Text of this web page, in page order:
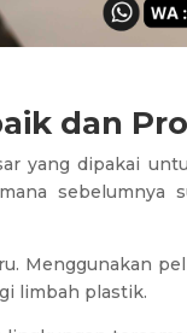
dan
yang dipakai
sebelumnya
Menggunakan
limbah plastik.